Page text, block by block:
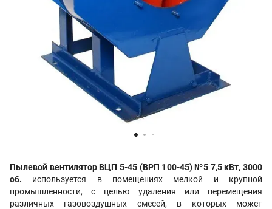
Пылевой вентилятор ВЦП 5-45 (ВРП 100-45) №5 7,5 кВт, 3000
об. используется в помещениях мелкой и крупной
промышленности, с целью удаления или перемещения
различных газовоздушных смесей, в которых может